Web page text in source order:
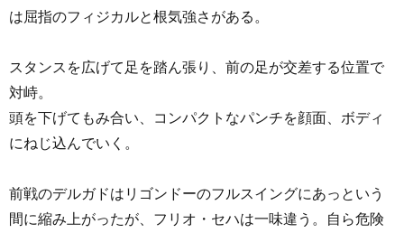
は屈指のフィジカルと根気強さがある。
スタンスを広げて足を踏ん張り、前の足が交差する位置で
対峙。
頭を下げてもみ合い、コンパクトなパンチを顔面、ボディ
にねじ込んでいく。
前戦のデルガドはリゴンドーのフルスイングにあっという
間に縮み上がったが、フリオ・セハは一味違う。自ら危険